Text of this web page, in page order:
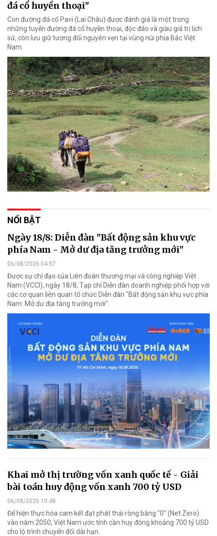
đá cổ huyền thoại"
Con đường đá cổ Pavi (Lai Châu) được đánh giá là một trong
những tuyến đường đá cổ huyền thoại, độc đáo và giàu giá trị lịch
sử, còn lưu giữ tương đối nguyên vẹn tại vùng núi phía Bắc Việt
Nam.
NỔI BẬT
Ngày 18/8: Diễn đàn "Bất động sản khu vực
phía Nam - Mở dư địa tăng trưởng mới"
06/08/2026 04:57
Được sự chỉ đạo của Liên đoàn thương mại và công nghiệp Việt
Nam (VCCI), ngày 18/8, Tạp chí Diễn đàn doanh nghiệp phối hợp với
các cơ quan liên quan tổ chức Diễn đàn "Bất động sản khu vực phía
Nam: Mở dư địa tăng trưởng mới".
Khai mở thị trường vốn xanh quốc tế - Giải
bài toán huy động vốn xanh 700 tỷ USD
06/08/2026 10:48
Để hiện thực hóa cam kết đạt phát thải ròng bằng "0" (Net Zero)
vào năm 2050, Việt Nam ước tính cần huy động khoảng 700 tỷ USD
cho lộ trình chuyển đổi dài hạn.